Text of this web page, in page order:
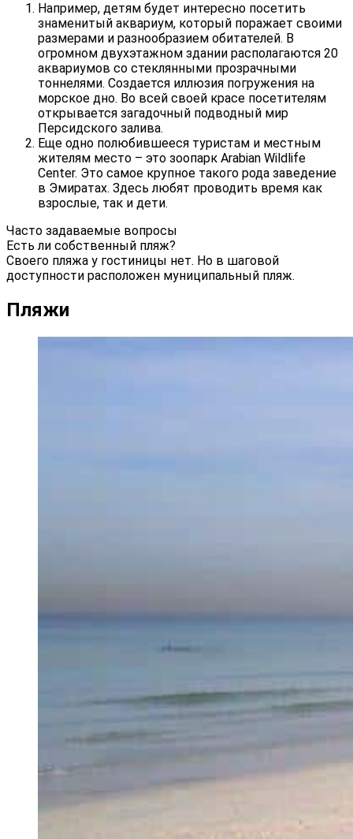
Например, детям будет интересно посетить
знаменитый аквариум, который поражает своими
размерами и разнообразием обитателей. В
огромном двухэтажном здании располагаются 20
аквариумов со стеклянными прозрачными
тоннелями. Создается иллюзия погружения на
морское дно. Во всей своей красе посетителям
открывается загадочный подводный мир
Персидского залива.
Еще одно полюбившееся туристам и местным
жителям место – это зоопарк Arabian Wildlife
Center. Это самое крупное такого рода заведение
в Эмиратах. Здесь любят проводить время как
взрослые, так и дети.
Часто задаваемые вопросы
Есть ли собственный пляж?
Своего пляжа у гостиницы нет. Но в шаговой
доступности расположен муниципальный пляж.
Пляжи